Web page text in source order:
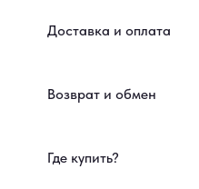
Доставка и оплата
Возврат и обмен
Где купить?